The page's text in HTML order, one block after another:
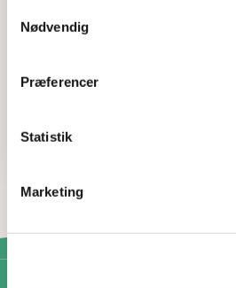
Nødvendig
Præferencer
Statistik
Marketing
Jeg accepterer